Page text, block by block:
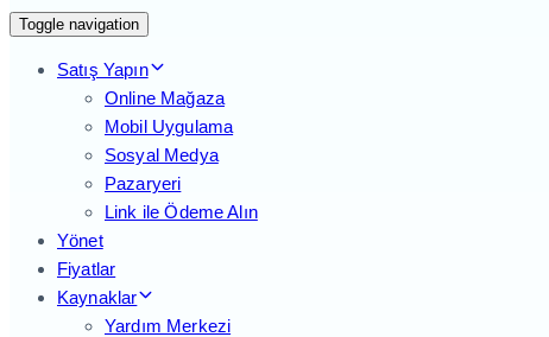
Toggle navigation
Satış Yapın
Online Mağaza
Mobil Uygulama
Sosyal Medya
Pazaryeri
Link ile Ödeme Alın
Yönet
Fiyatlar
Kaynaklar
Yardım Merkezi